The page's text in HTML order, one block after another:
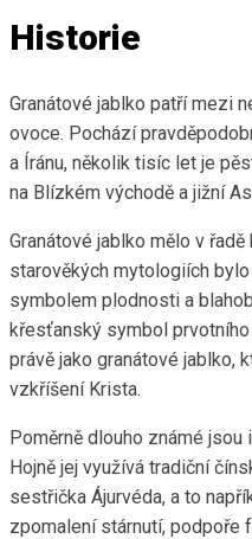
Historie
Granátové jablko patří mezi
ovoce. Pochází
a Íránu, několik tisíc let je
na Blízkém východě a jižní
Granátové jablko mělo v
starověkých mytologiích
symbolem plodnosti a
křesťanský symbol
právě jako granátové jablko,
vzkříšení Krista.
Poměrně dlouho známé
Hojně jej využívá tradiční
sestřička Ájurvéda, a to
zpomalení stárnutí, podpoře